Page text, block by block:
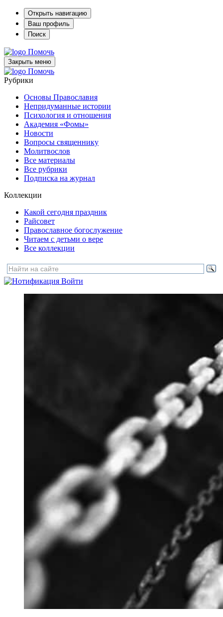
Открыть навигацию
Ваш профиль
Поиск
Помочь
Закрыть меню
Помочь
Рубрики
Основы Православия
Непридуманные истории
Психология и отношения
Академия «Фомы»
Новости
Вопросы священнику
Молитвослов
Все материалы
Все рубрики
Подписка на журнал
Коллекции
Какой сегодня праздник
Райсовет
Православное богослужение
Читаем с детьми о вере
Все коллекции
Войти